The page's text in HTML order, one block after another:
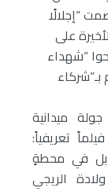
“إجلالًا
على
“شهداء
ميدانية
تعريفياً:
بل في محطةٍ
الريجي